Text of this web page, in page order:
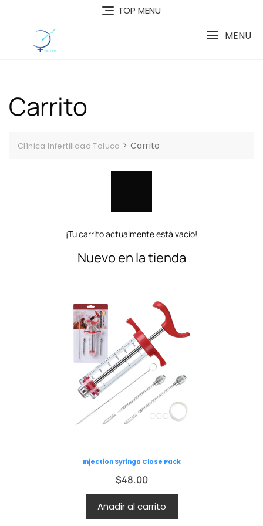
TOP MENU
MENU
Carrito
Clínica Infertilidad Toluca >Carrito
¡Tu carrito actualmente está vacío!
Nuevo en la tienda
Injection Syringa Close Pack
$48.00
Añadir al carrito